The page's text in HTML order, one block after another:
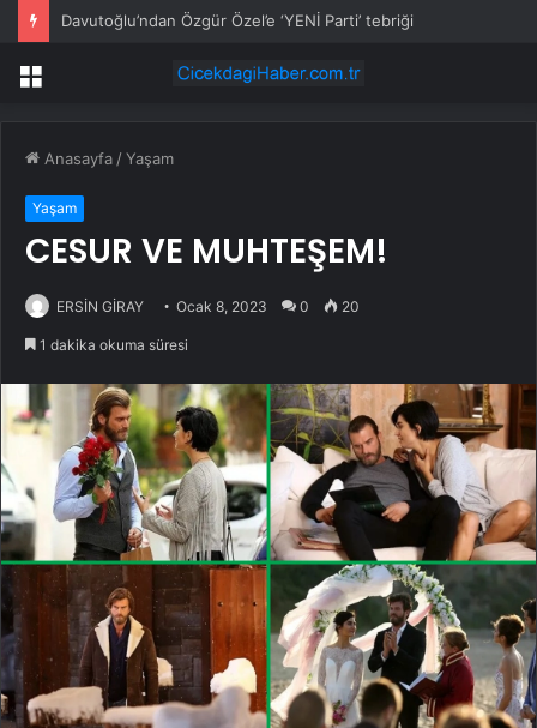
Davutoğlu’ndan Özgür Özel’e ‘YENİ Parti’ tebriği
Menü
Anasayfa /Yaşam
Yaşam
CESUR VE MUHTEŞEM!
ERSİN GİRAY Ocak 8, 2023 0 20
1 dakika okuma süresi